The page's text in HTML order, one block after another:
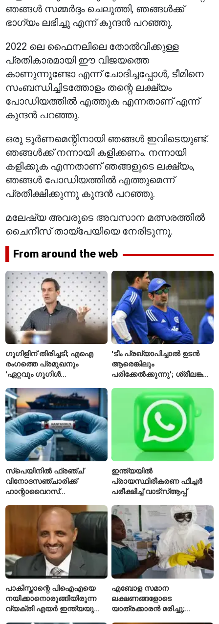
ഞങ്ങൾ സമ്മർദ്ദം ചെലുത്തി, ഞങ്ങൾക്ക്
ഭാഗ്യം ലഭിച്ചു എന്ന് കുന്ദൻ പറഞ്ഞു.
2022 ലെ ഫൈനലിലെ തോൽവിക്കുള്ള
പ്രതികാരമായി ഈ വിജയത്തെ
കാണുന്നുണ്ടോ എന്ന് ചോദിച്ചപ്പോൾ, ടീമിനെ
സംബന്ധിച്ചിടത്തോളം തന്റെ ലക്ഷ്യം
പോഡിയത്തിൽ എത്തുക എന്നതാണ് എന്ന്
കുന്ദൻ പറഞ്ഞു.
ഒരു ടൂർണമെന്റിനായി ഞങ്ങൾ ഇവിടെയുണ്ട്.
ഞങ്ങൾക്ക് നന്നായി കളിക്കണം. നന്നായി
കളിക്കുക എന്നതാണ് ഞങ്ങളുടെ ലക്ഷ്യം,
ഞങ്ങൾ പോഡിയത്തിൽ എത്തുമെന്ന്
പ്രതീക്ഷിക്കുന്നു കുന്ദൻ പറഞ്ഞു.
മലേഷ്യ അവരുടെ അവസാന മത്സരത്തിൽ
ചൈനീസ് തായ്‌പേയിയെ നേരിടുന്നു.
From around the web
ഗൂഗിളിന് തിരിച്ചടി; എഐ
രംഗത്തെ പ്രമുഖനും
'ഏറ്റവും ഗൂഗിൾ
വിശേഷിപ്പിക്കപ്പെട്ട
ഗവേഷകൻ രാജിവെച്ചു
'ടീം പ്രഖ്യാപിച്ചാൽ ഉടൻ
ആരെങ്കിലും
പരിക്കേൽക്കുന്നു'; ശ്രീലങ്കൻ
ടീമിനെ കുറിച്ച് മുൻതാരം
സ്പെയിനിൽ ഫ്രഞ്ച്
വിനോദസഞ്ചാരിക്ക്
ഹാന്റാവൈറസ്
ഐസൊലേഷനിൽ
പ്രവേശിപ്പിച്ചു
ഇന്ത്യയിൽ
പ്രായസ്ഥിരീകരണ ഫീച്ചർ
പരീക്ഷിച്ച് വാട്‌സ്ആപ്പ്
പാകിസ്താന്റെ പിഐഎയെ
നയിക്കാനൊരുങ്ങിയിരുന്ന
വ്യക്തി എയർ ഇന്ത്യയുടെ
എബോള സമാന
ലക്ഷണങ്ങളോടെ
യാത്രക്കാരൻ മരിച്ചു;